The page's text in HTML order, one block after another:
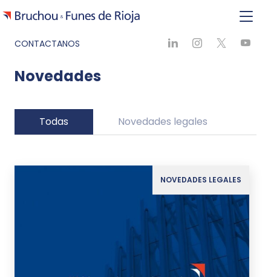
CONTACTANOS
Novedades
Todas Novedades legales
NOVEDADES LEGALES